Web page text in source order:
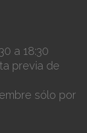
a 18:30
previa de
sólo por